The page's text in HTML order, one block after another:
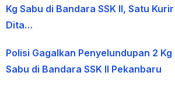
Kg Sabu di Bandara SSK II, Satu Kurir
Dita…
Polisi Gagalkan Penyelundupan 2 Kg
Sabu di Bandara SSK II Pekanbaru